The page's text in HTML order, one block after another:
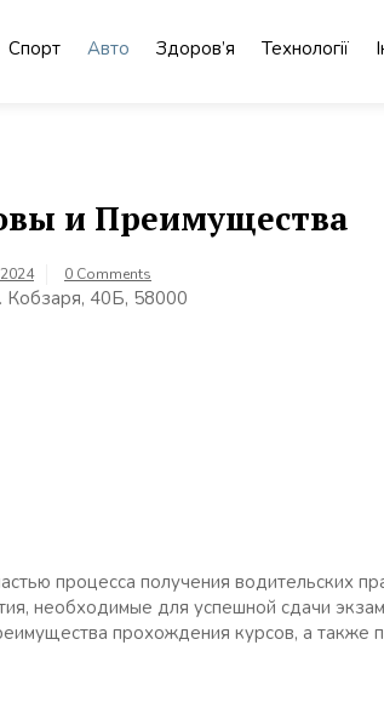
Спорт Авто Здоров’я Технології
и Преимущества
0 Comments
Кобзаря, 40Б, 58000
процесса получения водительских
необходимые для успешной сдачи
прохождения курсов, а также